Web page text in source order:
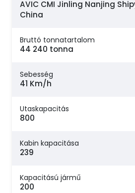
AVIC CMI Jinling Nanjing
China
Bruttó tonnatartalom
44 240 tonna
Sebesség
41 Km/h
Utaskapacitás
800
Kabin kapacitása
239
Kapacitású jármű
200